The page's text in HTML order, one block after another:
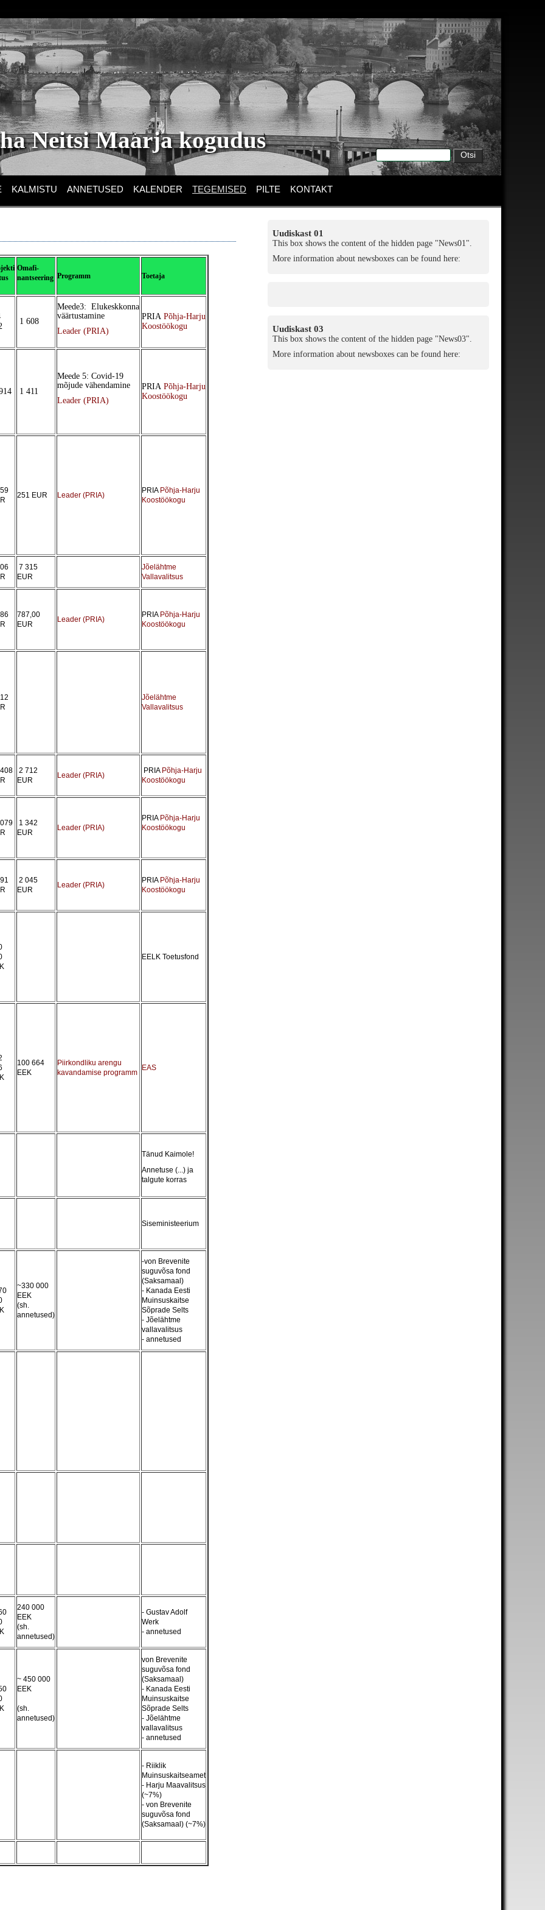
Neitsi Maarja kogudus
KALMISTU ANNETUSED KALENDER TEGEMISED PILTE KONTAKT
Omafi-
nantseering Programm Toetaja
1 608
Meede3: Elukeskkonna
väärtustamine
Leader (PRIA)
PRIA Põhja-Harju
Koostöökogu
1 411
Meede 5: Covid-19
mõjude vähendamine
Leader (PRIA)
PRIA Põhja-Harju
Koostöökogu
251 EUR Leader (PRIA)
PRIA Põhja-Harju
Koostöökogu
7 315
EUR
Jõelähtme
Vallavalitsus
787,00
EUR
Leader (PRIA)
PRIA Põhja-Harju
Koostöökogu
Jõelähtme
Vallavalitsus
2 712
EUR
Leader (PRIA)
PRIA Põhja-Harju
Koostöökogu
1 342
EUR
Leader (PRIA)
PRIA Põhja-Harju
Koostöökogu
2 045
EUR
Leader (PRIA)
PRIA Põhja-Harju
Koostöökogu
EELK Toetusfond
100 664
EEK
Piirkondliku arengu
kavandamise programm
EAS
Tänud Kaimole!
Annetuse (...) ja
talgute korras
Siseministeerium
~330 000
EEK
(sh.
annetused)
-von Brevenite
suguvõsa fond
(Saksamaal)
- Kanada Eesti
Muinsuskaitse
Sõprade Selts
- Jõelähtme
vallavalitsus
- annetused
240 000
EEK
(sh.
annetused)
- Gustav Adolf
Werk
- annetused
~ 450 000
EEK
(sh.
annetused)
von Brevenite
suguvõsa fond
(Saksamaal)
- Kanada Eesti
Muinsuskaitse
Sõprade Selts
- Jõelähtme
vallavalitsus
- annetused
- Riiklik
Muinsuskaitseamet
- Harju Maavalitsus
(~7%)
- von Brevenite
suguvõsa fond
(Saksamaal) (~7%)
Uudiskast 01
This box shows the content of the hidden page "News01".
More information about newsboxes can be found here:
Uudiskast 03
This box shows the content of the hidden page "News03".
More information about newsboxes can be found here: